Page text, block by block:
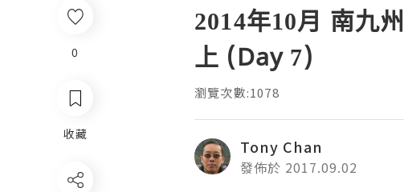
0
收藏
2014年10月 南九
上 (Day 7)
瀏覽次數:1078
Tony Chan
發佈於 2017.09.02